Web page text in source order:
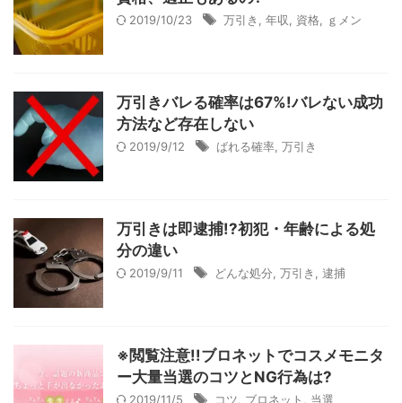
2019/10/23 万引き 年収 資格 ｇメン
万引きバレる確率は67%!バレない成功
方法など存在しない
2019/9/12 ばれる確率 万引き
万引きは即逮捕!?初犯・年齢による処
分の違い
2019/9/11 どんな処分 万引き 逮捕
※閲覧注意!!ブロネットでコスメモニタ
ー大量当選のコツとNG行為は?
2019/11/5 コツ ブロネット 当選